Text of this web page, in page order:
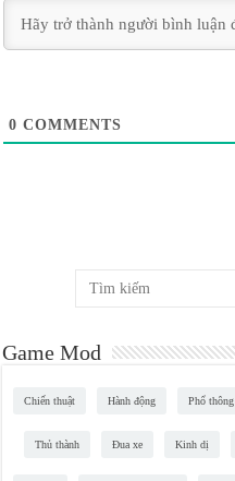
0 COMMENTS
Game Mod
Chiến thuật Hành động Phổ thông
Thủ thành Đua xe Kinh dị